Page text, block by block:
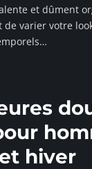
et dûment
varier votre
…
hiver